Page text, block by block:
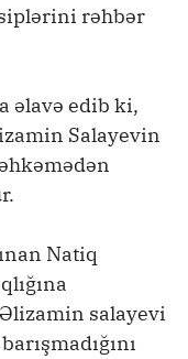
rəhbər
əlavə edib ki,
Salayevin
Natiq
salayevi